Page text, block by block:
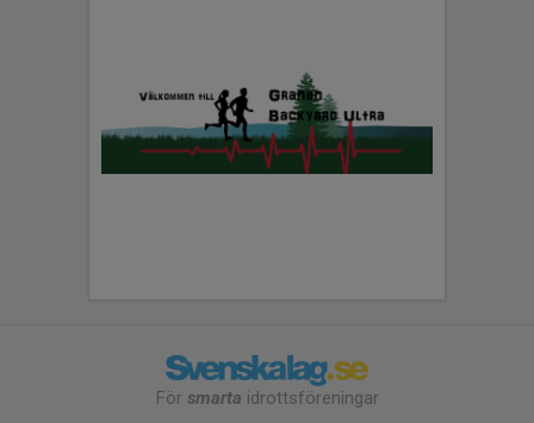
För smarta idrottsföreningar